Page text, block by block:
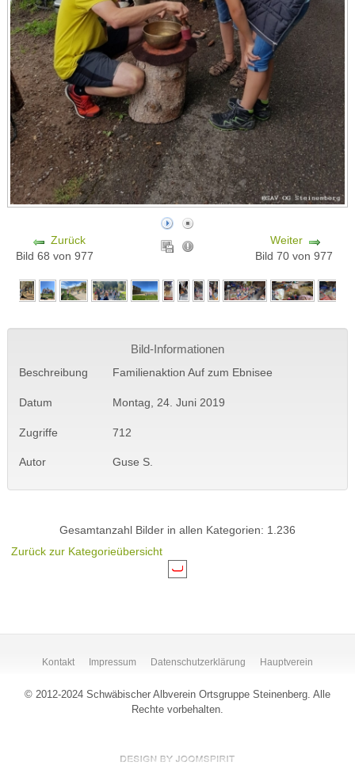
Zurück
Bild 68 von 977
Weiter
Bild 70 von 977
Bild-Informationen
Beschreibung Familienaktion Auf zum Ebnisee
Datum Montag, 24. Juni 2019
Zugriffe 712
Autor Guse S.
Gesamtanzahl Bilder in allen Kategorien: 1.236
Zurück zur Kategorieübersicht
Kontakt Impressum Datenschutzerklärung Hauptverein
© 2012-2024 Schwäbischer Albverein Ortsgruppe Steinenberg. Alle
Rechte vorbehalten.